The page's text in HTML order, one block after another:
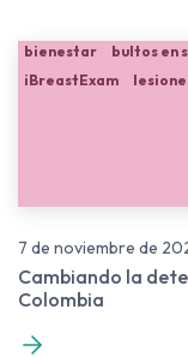
bienestar bultos en
iBreastExam
7 de noviembre de
Cambiando la
Colombia